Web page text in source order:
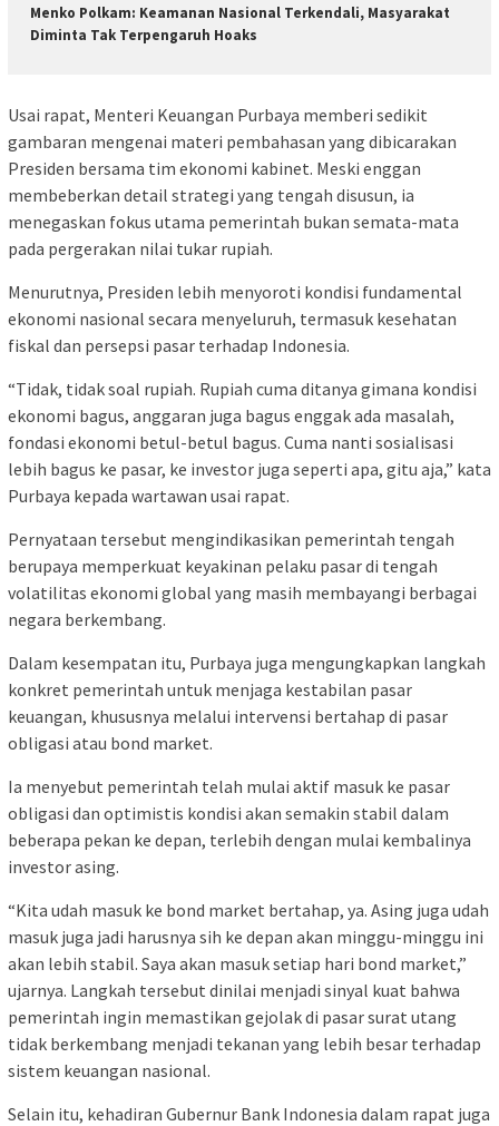
Menko Polkam: Keamanan Nasional Terkendali, Masyarakat
Diminta Tak Terpengaruh Hoaks
Usai rapat, Menteri Keuangan Purbaya memberi sedikit
gambaran mengenai materi pembahasan yang dibicarakan
Presiden bersama tim ekonomi kabinet. Meski enggan
membeberkan detail strategi yang tengah disusun, ia
menegaskan fokus utama pemerintah bukan semata-mata
pada pergerakan nilai tukar rupiah.
Menurutnya, Presiden lebih menyoroti kondisi fundamental
ekonomi nasional secara menyeluruh, termasuk kesehatan
fiskal dan persepsi pasar terhadap Indonesia.
“Tidak, tidak soal rupiah. Rupiah cuma ditanya gimana kondisi
ekonomi bagus, anggaran juga bagus enggak ada masalah,
fondasi ekonomi betul-betul bagus. Cuma nanti sosialisasi
lebih bagus ke pasar, ke investor juga seperti apa, gitu aja,” kata
Purbaya kepada wartawan usai rapat.
Pernyataan tersebut mengindikasikan pemerintah tengah
berupaya memperkuat keyakinan pelaku pasar di tengah
volatilitas ekonomi global yang masih membayangi berbagai
negara berkembang.
Dalam kesempatan itu, Purbaya juga mengungkapkan langkah
konkret pemerintah untuk menjaga kestabilan pasar
keuangan, khususnya melalui intervensi bertahap di pasar
obligasi atau bond market.
Ia menyebut pemerintah telah mulai aktif masuk ke pasar
obligasi dan optimistis kondisi akan semakin stabil dalam
beberapa pekan ke depan, terlebih dengan mulai kembalinya
investor asing.
“Kita udah masuk ke bond market bertahap, ya. Asing juga udah
masuk juga jadi harusnya sih ke depan akan minggu-minggu ini
akan lebih stabil. Saya akan masuk setiap hari bond market,”
ujarnya. Langkah tersebut dinilai menjadi sinyal kuat bahwa
pemerintah ingin memastikan gejolak di pasar surat utang
tidak berkembang menjadi tekanan yang lebih besar terhadap
sistem keuangan nasional.
Selain itu, kehadiran Gubernur Bank Indonesia dalam rapat juga